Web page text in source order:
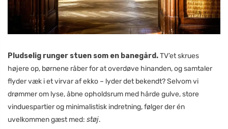
Pludselig runger stuen som en banegård.TV’et skrues
højere op, børnene råber for at overdøve hinanden, og samtaler
flyder væk i et virvar af ekko – lyder det bekendt? Selvom vi
drømmer om lyse, åbne opholdsrum med hårde gulve, store
vinduespartier og minimalistisk indretning, følger der én
uvelkommen gæst med: støj.